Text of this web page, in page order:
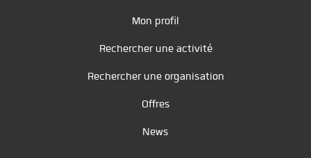
Mon profil
Rechercher une activité
Rechercher une organisation
Offres
News